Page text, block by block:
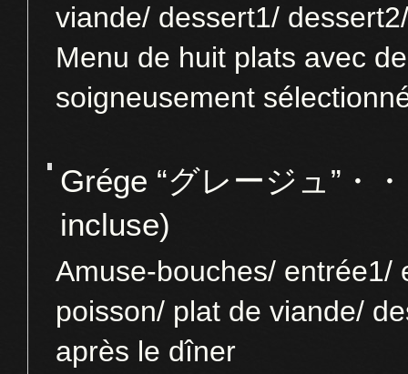
viande/ dessert1/
Menu de huit plats avec
soigneusement
Grége “グレージュ”・
incluse)
Amuse-bouches/ entrée1/
poisson/ plat de viande/
après le dîner